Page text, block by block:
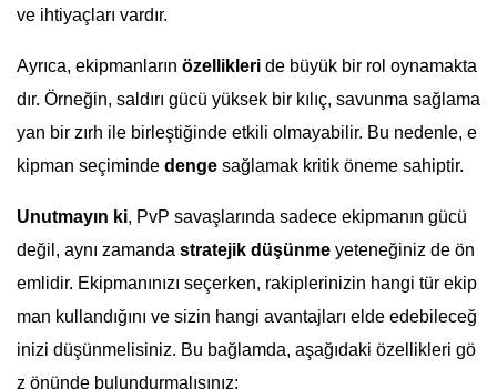
ve ihtiyaçları vardır.
Ayrıca, ekipmanların özellikleri de büyük bir rol oynamakta
dır. Örneğin, saldırı gücü yüksek bir kılıç, savunma sağlama
yan bir zırh ile birleştiğinde etkili olmayabilir. Bu nedenle, e
kipman seçiminde denge sağlamak kritik öneme sahiptir.
Unutmayın ki, PvP savaşlarında sadece ekipmanın gücü
değil, aynı zamanda stratejik düşünme yeteneğiniz de ön
emlidir. Ekipmanınızı seçerken, rakiplerinizin hangi tür ekip
man kullandığını ve sizin hangi avantajları elde edebileceğ
inizi düşünmelisiniz. Bu bağlamda, aşağıdaki özellikleri gö
z önünde bulundurmalısınız: